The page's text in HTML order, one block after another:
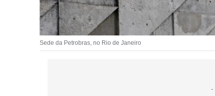
Sede da Petrobras, no Rio de Janeiro